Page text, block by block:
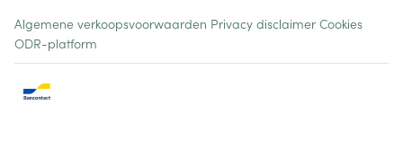
Algemene verkoopsvoorwaarden Privacy disclaimer Cookies
ODR-platform